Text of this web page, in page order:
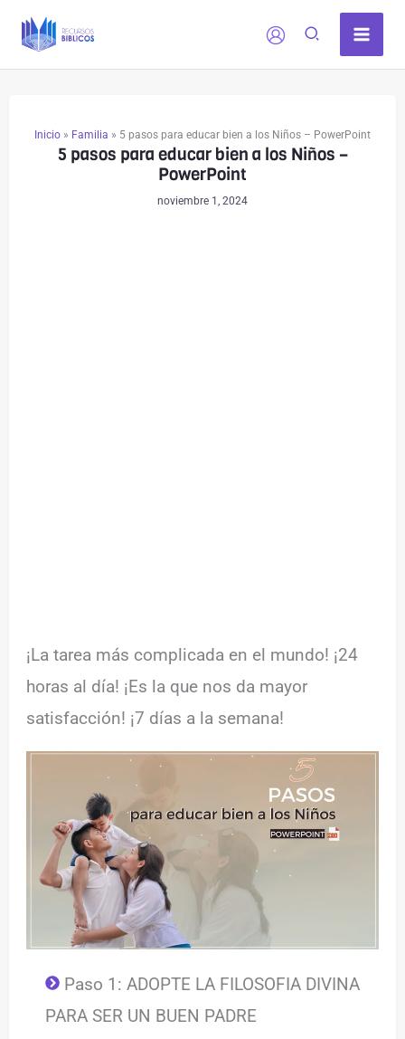
Inicio » Familia » 5 pasos para educar bien a los Niños – PowerPoint
5 pasos para educar bien a los Niños –
PowerPoint
noviembre 1, 2024
¡La tarea más complicada en el mundo! ¡24
horas al día! ¡Es la que nos da mayor
satisfacción! ¡7 días a la semana!
Paso 1: ADOPTE LA FILOSOFIA DIVINA
PARA SER UN BUEN PADRE